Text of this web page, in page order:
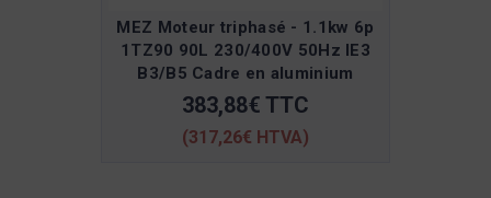
MEZ Moteur triphasé - 1.1kw 6p
1TZ90 90L 230/400V 50Hz IE3
B3/B5 Cadre en aluminium
383,88€ TTC
(317,26€ HTVA)